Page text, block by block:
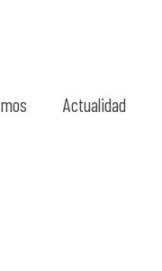
Actualidad